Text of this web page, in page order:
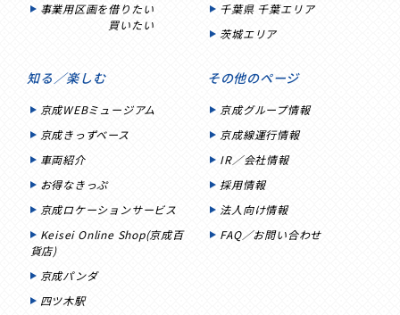
事業用区画を借りたい
買いたい
千葉県 千葉エリア
茨城エリア
知る／楽しむ
京成WEBミュージアム
京成きっずベース
車両紹介
お得なきっぷ
京成ロケーションサービス
Keisei Online Shop(京成百
貨店)
京成パンダ
四ツ木駅
その他のページ
京成グループ情報
京成線運行情報
IR／会社情報
採用情報
法人向け情報
FAQ／お問い合わせ